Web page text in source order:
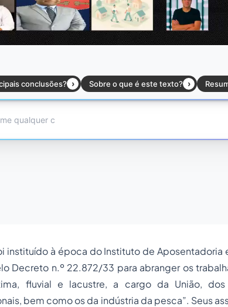
instituído à época do Instituto de Aposentadoria
Decreto n.º 22.872/33 para abranger os
fluvial e lacustre, a cargo da União,
bem como os da indústria da pesca”. Seus